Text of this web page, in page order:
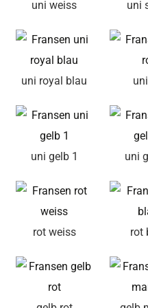
uni weiss uni
uni royal blau
uni gelb 1 uni
rot weiss rot